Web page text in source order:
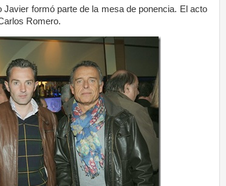
formó parte de la mesa de ponencia. El acto
Romero.